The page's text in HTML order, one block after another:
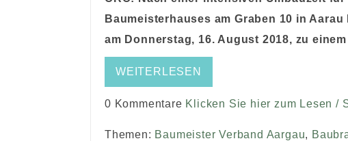
Baumeisterhauses am Graben 10 in
am Donnerstag, 16. August 2018, zu
WEITERLESEN
0 Kommentare Klicken Sie hier zum Lesen /
Themen: Baumeister Verband Aargau,